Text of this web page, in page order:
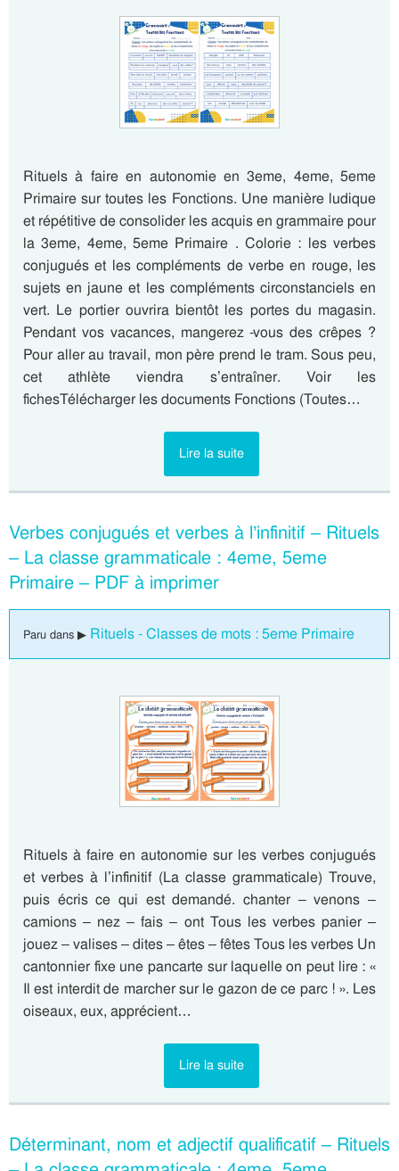
Rituels à faire en autonomie en 3eme, 4eme, 5eme
Primaire sur toutes les Fonctions. Une manière ludique
et répétitive de consolider les acquis en grammaire pour
la 3eme, 4eme, 5eme Primaire . Colorie : les verbes
conjugués et les compléments de verbe en rouge, les
sujets en jaune et les compléments circonstanciels en
vert. Le portier ouvrira bientôt les portes du magasin.
Pendant vos vacances, mangerez -vous des crêpes ?
Pour aller au travail, mon père prend le tram. Sous peu,
cet athlète viendra s’entraîner. Voir les
fichesTélécharger les documents Fonctions (Toutes…
Lire la suite
Verbes conjugués et verbes à l’infinitif – Rituels
– La classe grammaticale : 4eme, 5eme
Primaire – PDF à imprimer
Paru dans ▶ Rituels - Classes de mots : 5eme Primaire
Rituels à faire en autonomie sur les verbes conjugués
et verbes à l’infinitif (La classe grammaticale) Trouve,
puis écris ce qui est demandé. chanter – venons –
camions – nez – fais – ont Tous les verbes panier –
jouez – valises – dites – êtes – fêtes Tous les verbes Un
cantonnier fixe une pancarte sur laquelle on peut lire : «
Il est interdit de marcher sur le gazon de ce parc ! ». Les
oiseaux, eux, apprécient…
Lire la suite
Déterminant, nom et adjectif qualificatif – Rituels